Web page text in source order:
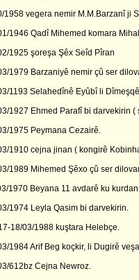
1958 vegera nemir M.M.Barzanî ji
1946 Qadî Mihemed komara
1925 şoreşa Şêx Seîd Pîran
1979 Barzaniyê nemir çû ser
1193 Selahedînê Eyûbî li
1927 Ehmed Parafî bi darvekirin (
1975 Peymana Cezairê.
1910 cejna jinan ( kongirê
1989 Mihemed Şêxo çû ser
1970 Beyana 11 avdarê ku
1974 Leyla Qasim bi darvekirin.
18/03/1988 kuştara Helebçe.
1984 Arif Beg koçkir, li Dugirê
612bz Cejna Newroz.